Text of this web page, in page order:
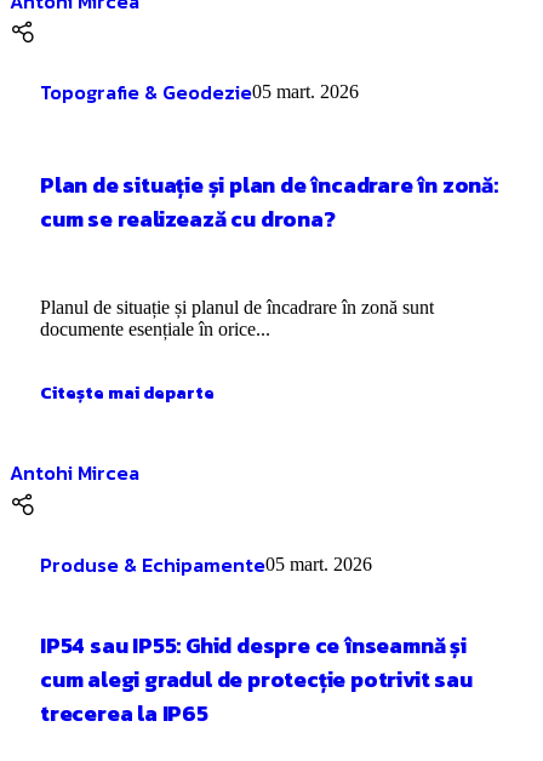
Topografie & Geodezie05 mart. 2026
Plan de situație și plan de încadrare în zonă:
cum se realizează cu drona?
Planul de situație și planul de încadrare în zonă sunt
documente esențiale în orice...
Citește mai departe
Antohi Mircea
Produse & Echipamente05 mart. 2026
IP54 sau IP55: Ghid despre ce înseamnă și
cum alegi gradul de protecție potrivit sau
trecerea la IP65